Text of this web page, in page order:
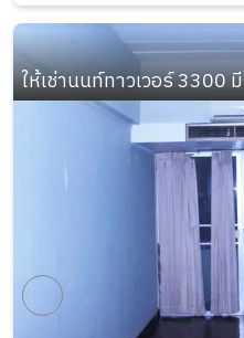
ให้เช่านนท์ทาวเวอร์ 3300